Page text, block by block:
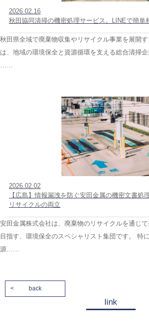
2026.02.16
秋田協同清掃の機密処理サービス。LINEで簡単
秋田県全域で廃棄物収集やリサイクル事業を展開
は、地域の環境保全と資源循環を支える総合清掃
2026.02.02
【広島】情報漏洩を防ぐ安田金属の機密文書処
リサイクルの両立
安田金属株式会社は、廃棄物のリサイクルを通じ
目指す、環境保全のスペシャリスト集団です。 特
源……
back
link